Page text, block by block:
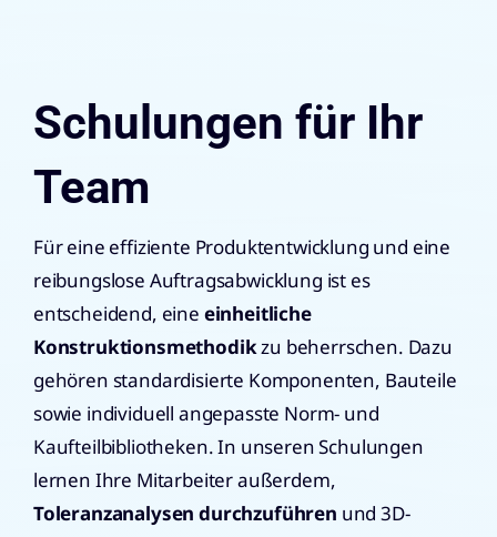
Schulungen für Ihr
Team
Für eine effiziente Produktentwicklung und eine
reibungslose Auftragsabwicklung ist es
entscheidend, eine einheitliche
Konstruktionsmethodik zu beherrschen. Dazu
gehören standardisierte Komponenten, Bauteile
sowie individuell angepasste Norm- und
Kaufteilbibliotheken. In unseren Schulungen
lernen Ihre Mitarbeiter außerdem,
Toleranzanalysen durchzuführen und 3D-